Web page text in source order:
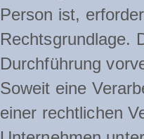
Person ist,
Rechtsgrundlage.
Durchführung
Soweit eine
einer rechtlichen